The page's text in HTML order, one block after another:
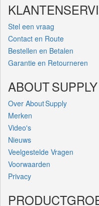
Stel een vraag
Contact en Route
Bestellen en Betalen
Garantie en Retourneren
ABOUT SUPPLY
Over About Supply
Merken
Video's
Nieuws
Veelgestelde Vragen
Voorwaarden
Privacy